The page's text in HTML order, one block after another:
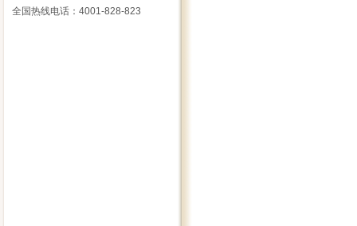
全国热线电话：4001-828-823